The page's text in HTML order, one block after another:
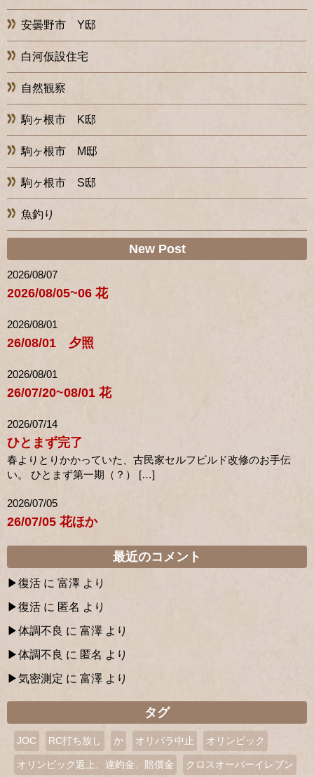
安曇野市 Y邸
白河仮設住宅
自然観察
駒ヶ根市 K邸
駒ヶ根市 M邸
駒ヶ根市 S邸
魚釣り
New Post
2026/08/07
2026/08/05~06 花
2026/08/01
26/08/01 夕照
2026/08/01
26/07/20~08/01 花
2026/07/14
ひとまず完了
春よりとりかかっていた、古民家セルフビルド改修のお手伝
い。 ひとまず第一期（？） […]
2026/07/05
26/07/05 花ほか
最近のコメント
復活 に 富澤 より
復活 に 匿名 より
体調不良 に 富澤 より
体調不良 に 匿名 より
気密測定 に 富澤 より
タグ
JOC RC打ち放し か オリパラ中止 オリンピック
オリンピック返上、違約金、賠償金 クロスオーバーイレブン